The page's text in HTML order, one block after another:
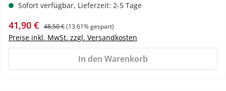
Sofort verfügbar, Lieferzeit: 2-5 Tage
Verkaufspreis:
41,90 € Regulärer Preis:
48,50 €(13.61% gespart)
Preise inkl. MwSt. zzgl. Versandkosten
In den Warenkorb